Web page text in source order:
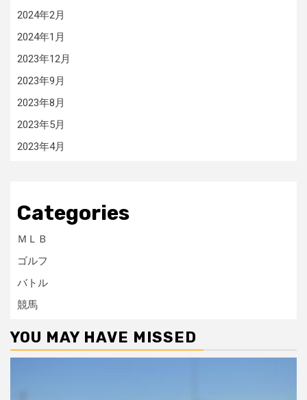
2024年2月
2024年1月
2023年12月
2023年9月
2023年8月
2023年5月
2023年4月
Categories
ＭＬＢ
ゴルフ
バトル
競馬
YOU MAY HAVE MISSED